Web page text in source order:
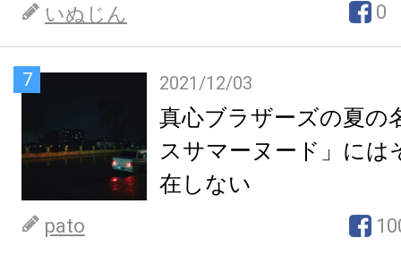
いぬじん 0
7 2021/12/03
真心ブラザーズの夏の
スサマーヌード」には
在しない
pato